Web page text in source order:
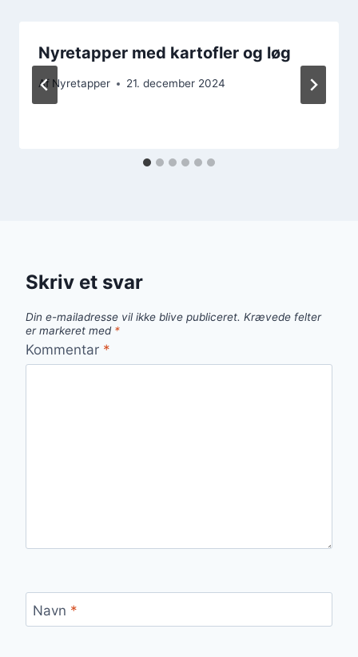
Nyretapper med kartofler og løg
Af Nyretapper 21. december 2024
Skriv et svar
Din e-mailadresse vil ikke blive publiceret. Krævede felter
er markeret med *
Kommentar *
Navn *